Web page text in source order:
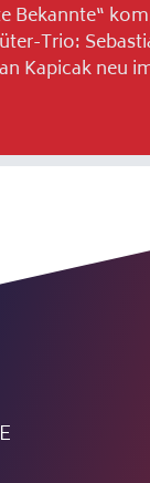
Bekannte“
Trio:
Kapicak neu